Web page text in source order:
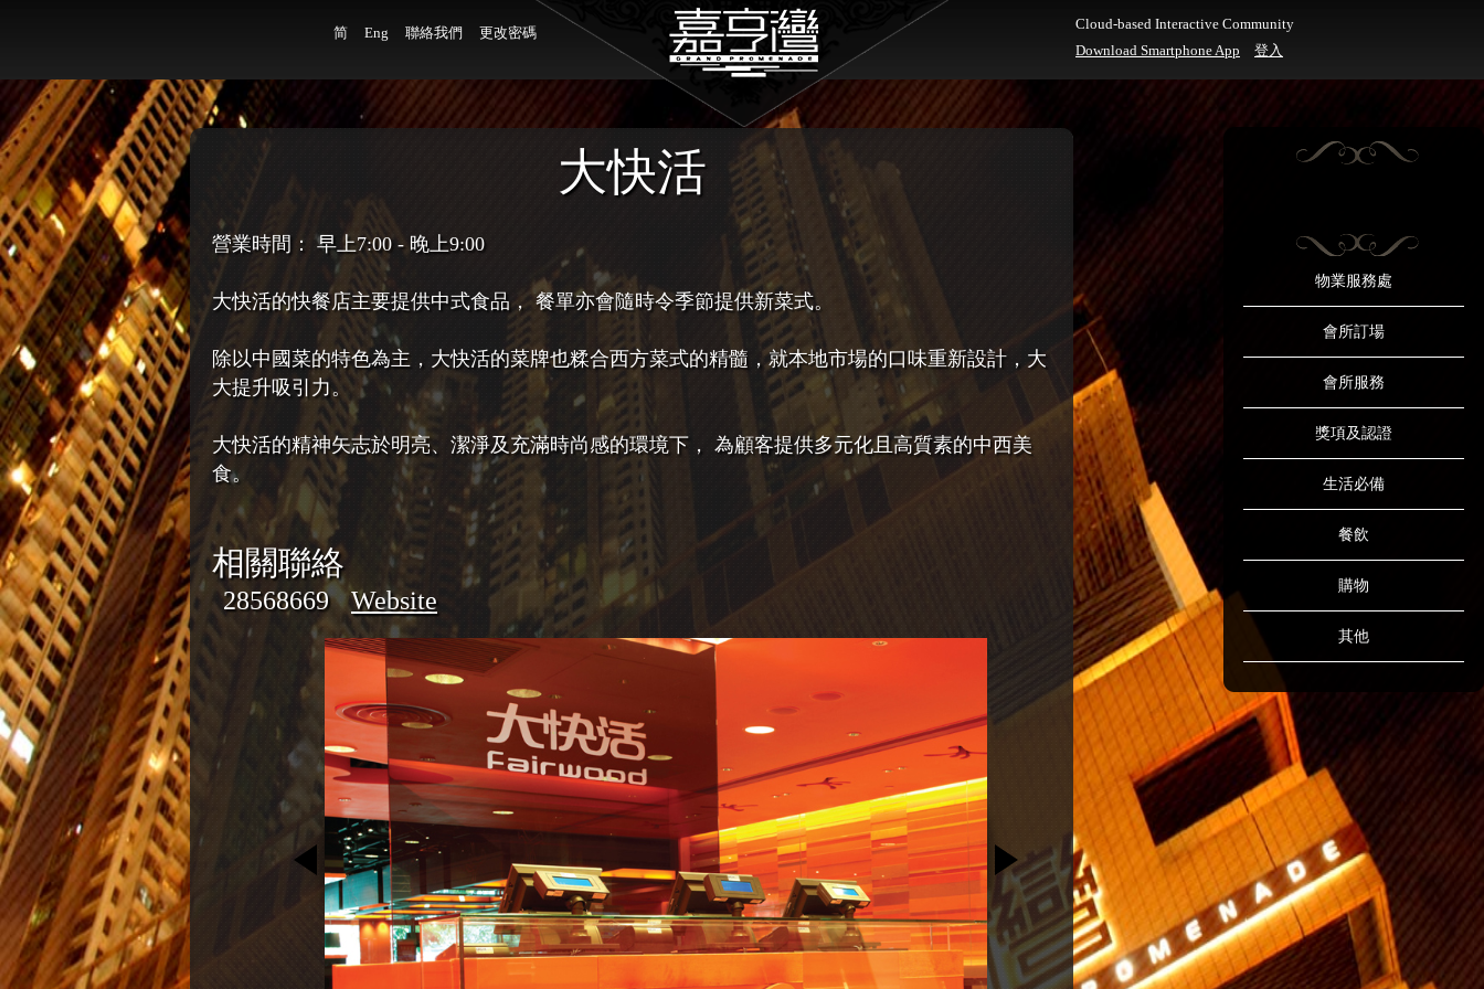
简 Eng 聯絡我們 更改密碼
Cloud-based Interactive Community
Download Smartphone App
登入
物業服務處
會所訂場
會所服務
獎項及認證
生活必備
餐飲
購物
其他
大快活
營業時間： 早上7:00 - 晚上9:00
大快活的快餐店主要提供中式食品， 餐單亦會隨時令季節提供新菜式。
除以中國菜的特色為主，大快活的菜牌也糅合西方菜式的精髓，就本地市場的口味重新設計，大
大提升吸引力。
大快活的精神矢志於明亮、潔淨及充滿時尚感的環境下， 為顧客提供多元化且高質素的中西美
食。
相關聯絡
28568669 Website